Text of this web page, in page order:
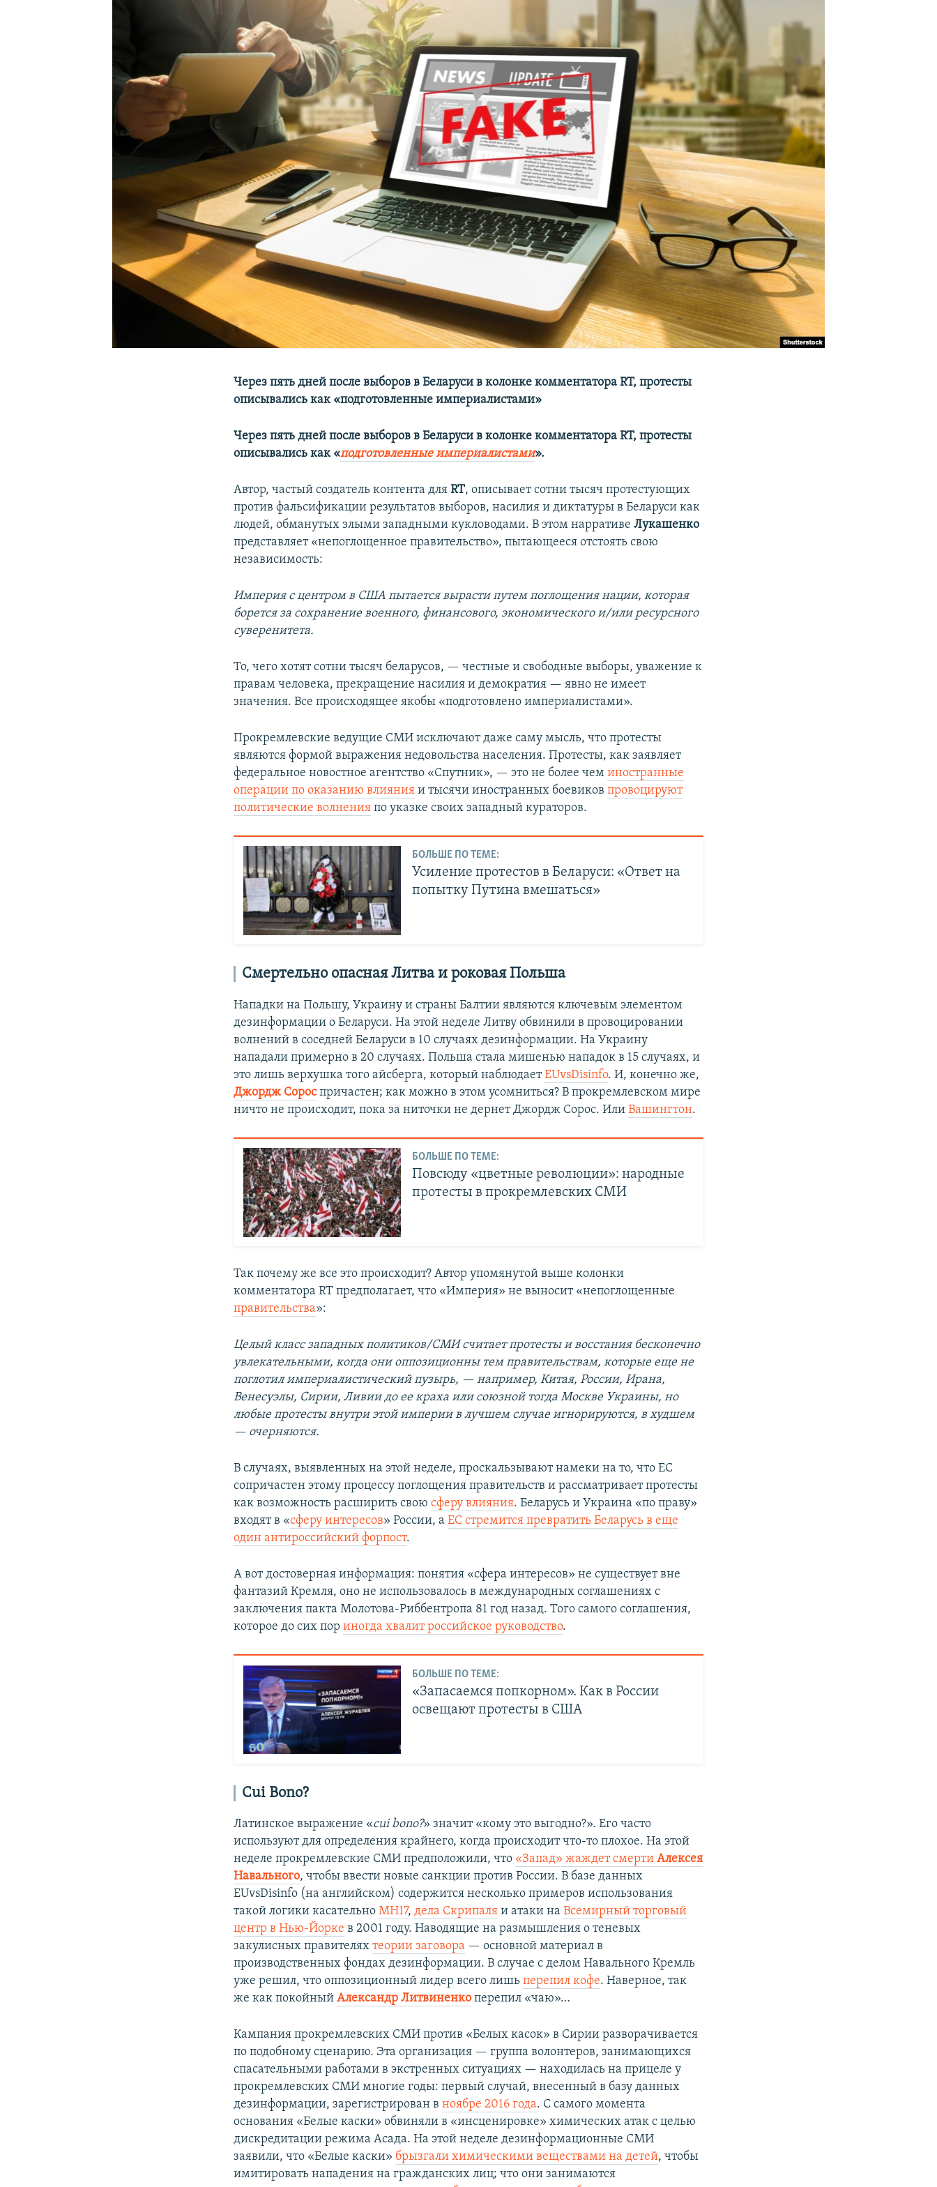
УКРАИНСКАЯ ПРОБЛЕМА КРЫМА
Через пять дней после выборов в Беларуси в колонке комментатора RT, протесты
описывались как «подготовленные империалистами»
Через пять дней после выборов в Беларуси в колонке комментатора RT, протесты
описывались как «подготовленные империалистами».
Автор, частый создатель контента дляRT, описывает сотни тысяч протестующих
против фальсификации результатов выборов, насилия и диктатуры в Беларуси как
людей, обманутых злыми западными кукловодами. В этом нарративеЛукашенко
представляет «непоглощенное правительство», пытающееся отстоять свою
независимость:
Империя с центром в США пытается вырасти путем поглощения нации, которая
борется за сохранение военного, финансового, экономического и/или ресурсного
суверенитета.
То, чего хотят сотни тысяч беларусов, — честные и свободные выборы, уважение к
правам человека, прекращение насилия и демократия — явно не имеет
значения. Все происходящее якобы «подготовлено империалистами».
Прокремлевские ведущие СМИ исключают даже саму мысль, что протесты
являются формой выражения недовольства населения. Протесты, как заявляет
федеральное новостное агентство «Спутник», — это не более чеминостранные
операции по оказанию влияния и тысячи иностранных боевиковпровоцируют
политические волнения по указке своих западный кураторов.
БОЛЬШЕ ПО ТЕМЕ:
Усиление протестов в Беларуси: «Ответ на
попытку Путина вмешаться»
Смертельно опасная Литва и роковая Польша
Нападки на Польшу, Украину и страны Балтии являются ключевым элементом
дезинформации о Беларуси. На этой неделе Литву обвинили в провоцировании
волнений в соседней Беларуси в 10 случаях дезинформации. На Украину
нападали примерно в 20 случаях. Польша стала мишенью нападок в 15 случаях, и
это лишь верхушка того айсберга, который наблюдаетEUvsDisinfo. И, конечно же,
Джордж Сорос причастен; как можно в этом усомниться? В прокремлевском мире
ничто не происходит, пока за ниточки не дернет Джордж Сорос. ИлиВашингтон.
БОЛЬШЕ ПО ТЕМЕ:
Повсюду «цветные революции»: народные
протесты в прокремлевских СМИ
Так почему же все это происходит? Автор упомянутой выше колонки
комментатора RT предполагает, что «Империя» не выносит «непоглощенные
правительства»:
Целый класс западных политиков/СМИ считает протесты и восстания бесконечно
увлекательными, когда они оппозиционны тем правительствам, которые еще не
поглотил империалистический пузырь, — например, Китая, России, Ирана,
Венесуэлы, Сирии, Ливии до ее краха или союзной тогда Москве Украины, но
любые протесты внутри этой империи в лучшем случае игнорируются, в худшем
— очерняются.
В случаях, выявленных на этой неделе, проскальзывают намеки на то, что ЕС
сопричастен этому процессу поглощения правительств и рассматривает протесты
как возможность расширить своюсферу влияния. Беларусь и Украина «по праву»
входят в «сферу интересов» России, аЕС стремится превратить Беларусь в еще
один антироссийский форпост.
А вот достоверная информация: понятия «сфера интересов» не существует вне
фантазий Кремля, оно не использовалось в международных соглашениях с
заключения пакта Молотова-Риббентропа 81 год назад. Того самого соглашения,
которое до сих пориногда хвалит российское руководство.
БОЛЬШЕ ПО ТЕМЕ:
«Запасаемся попкорном». Как в России
освещают протесты в США
Cui Bono?
Латинское выражение «cui bono?» значит «кому это выгодно?». Его часто
используют для определения крайнего, когда происходит что-то плохое. На этой
неделе прокремлевские СМИ предположили, что «Запад» жаждет смерти Алексея
Навального, чтобы ввести новые санкции против России. В базе данных
EUvsDisinfo (на английском) содержится несколько примеров использования
такой логики касательноMH17,дела Скрипаля и атаки наВсемирный торговый
центр в Нью-Йорке в 2001 году. Наводящие на размышления о теневых
закулисных правителяхтеории заговора — основной материал в
производственных фондах дезинформации. В случае с делом Навального Кремль
уже решил, что оппозиционный лидер всего лишьперепил кофе. Наверное, так
же как покойный Александр Литвиненко перепил «чаю»…
Кампания прокремлевских СМИ против «Белых касок» в Сирии разворачивается
по подобному сценарию. Эта организация — группа волонтеров, занимающихся
спасательными работами в экстренных ситуациях — находилась на прицеле у
прокремлевских СМИ многие годы: первый случай, внесенный в базу данных
дезинформации, зарегистрирован вноябре 2016 года. С самого момента
основания «Белые каски» обвиняли в «инсценировке» химических атак с целью
дискредитации режима Асада. На этой неделе дезинформационные СМИ
заявили, что «Белые каски» брызгали химическими веществами на детей, чтобы
имитировать нападения на гражданских лиц; что они занимаются